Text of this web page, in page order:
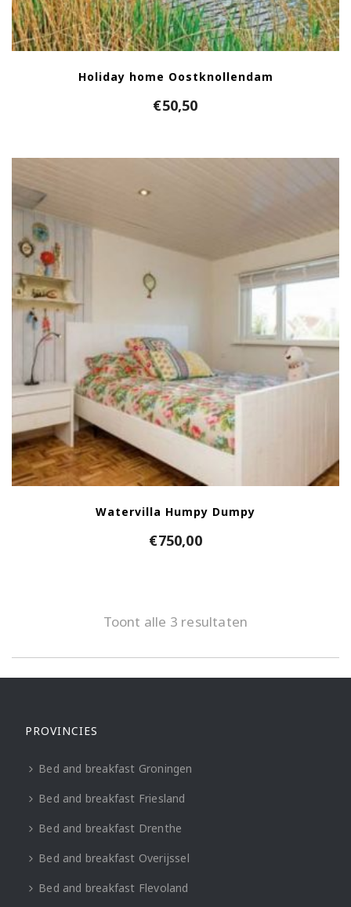
Holiday home Oostknollendam
€50,50
Watervilla Humpy Dumpy
€750,00
Toont alle 3 resultaten
PROVINCIES
Bed and breakfast Groningen
Bed and breakfast Friesland
Bed and breakfast Drenthe
Bed and breakfast Overijssel
Bed and breakfast Flevoland